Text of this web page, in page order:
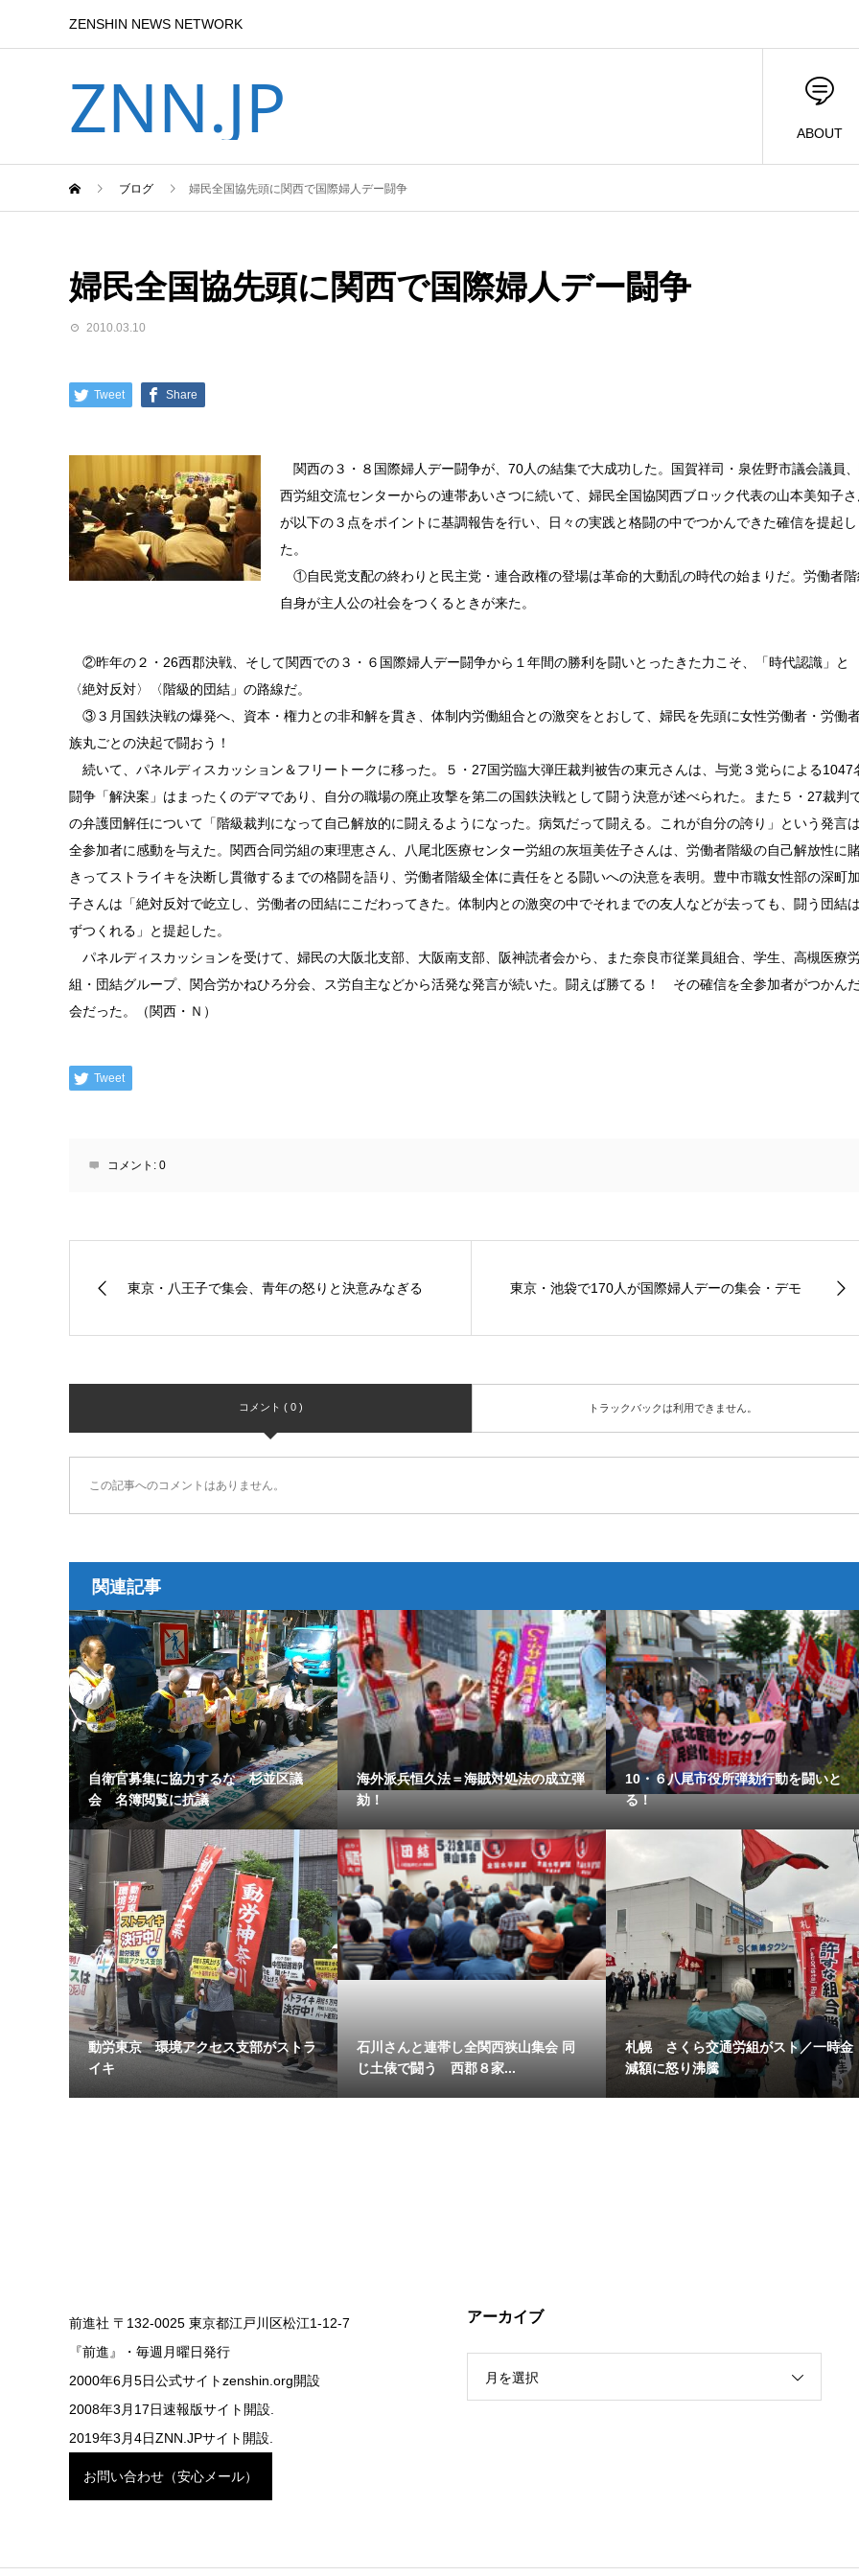
ZENSHIN NEWS NETWORK
ZNN.JP ABOUT
ブログ 婦民全国協先頭に関西で国際婦人デー闘争
婦民全国協先頭に関西で国際婦人デー闘争
2010.03.10
Tweet Share
関西の３・８国際婦人デー闘争が、70人の結集で大成功した。国賀祥司・泉佐野市議会議員
西労組交流センターからの連帯あいさつに続いて、婦民全国協関西ブロック代表の山本美知子さ
が以下の３点をポイントに基調報告を行い、日々の実践と格闘の中でつかんできた確信を提起し
た。
①自民党支配の終わりと民主党・連合政権の登場は革命的大動乱の時代の始まりだ。労働者階
自身が主人公の社会をつくるときが来た。
②昨年の２・26西郡決戦、そして関西での３・６国際婦人デー闘争から１年間の勝利を闘いとったきた力こそ、「時代認識」と
〈絶対反対〉〈階級的団結」の路線だ。
③３月国鉄決戦の爆発へ、資本・権力との非和解を貫き、体制内労働組合との激突をとおして、婦民を先頭に女性労働者・労働
族丸ごとの決起で闘おう！
続いて、パネルディスカッション＆フリートークに移った。５・27国労臨大弾圧裁判被告の東元さんは、与党３党らによる1047
闘争「解決案」はまったくのデマであり、自分の職場の廃止攻撃を第二の国鉄決戦として闘う決意が述べられた。また５・27裁判
の弁護団解任について「階級裁判になって自己解放的に闘えるようになった。病気だって闘える。これが自分の誇り」という発言は
全参加者に感動を与えた。関西合同労組の東理恵さん、八尾北医療センター労組の灰垣美佐子さんは、労働者階級の自己解放性に
きってストライキを決断し貫徹するまでの格闘を語り、労働者階級全体に責任をとる闘いへの決意を表明。豊中市職女性部の深町
子さんは「絶対反対で屹立し、労働者の団結にこだわってきた。体制内との激突の中でそれまでの友人などが去っても、闘う団結
ずつくれる」と提起した。
パネルディスカッションを受けて、婦民の大阪北支部、大阪南支部、阪神読者会から、また奈良市従業員組合、学生、高槻医療
組・団結グループ、関合労かねひろ分会、ス労自主などから活発な発言が続いた。闘えば勝てる！ その確信を全参加者がつかん
会だった。（関西・Ｎ）
Tweet
コメント: 0
東京・八王子で集会、青年の怒りと決意みなぎる 東京・池袋で170人が国際婦人デーの集会・デモ
コメント ( 0 ) トラックバックは利用できません。
この記事へのコメントはありません。
関連記事
自衛官募集に協力するな 杉並区議
会 名簿閲覧に抗議
海外派兵恒久法＝海賊対処法の成立弾
劾！
10・６八尾市役所弾劾行動を闘いと
る！
動労東京 環境アクセス支部がストラ
イキ
石川さんと連帯し全関西狭山集会 同
じ土俵で闘う 西郡８家...
札幌 さくら交通労組がスト／一時金
減額に怒り沸騰
前進社 〒132-0025 東京都江戸川区松江1-12-7
『前進』・毎週月曜日発行
2000年6月5日公式サイトzenshin.org開設
2008年3月17日速報版サイト開設.
2019年3月4日ZNN.JPサイト開設.
お問い合わせ（安心メール）
アーカイブ
月を選択